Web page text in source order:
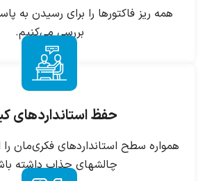
همه ریز فاکتورها را برای رسیدن به
بررسی می‌کنیم.
حفظ استانداردهای
همواره سطح استانداردهای فکری‌مان
چالشهای جذاب داشته